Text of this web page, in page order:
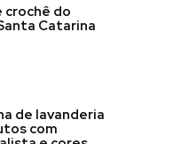
crochê do
Catarina
de lavanderia
com